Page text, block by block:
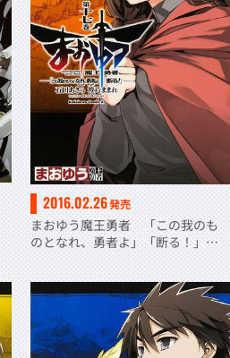
2016.02.26発売
まおゆう魔王勇者 「この我のも
のとなれ、勇者よ」「断る！」